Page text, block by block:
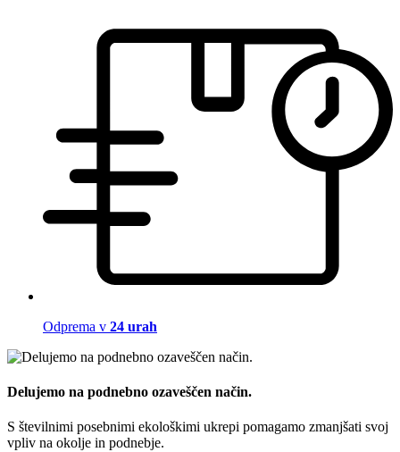
Odprema v 24 urah
Delujemo na podnebno ozaveščen način.
S številnimi posebnimi ekološkimi ukrepi pomagamo zmanjšati svoj
vpliv na okolje in podnebje.